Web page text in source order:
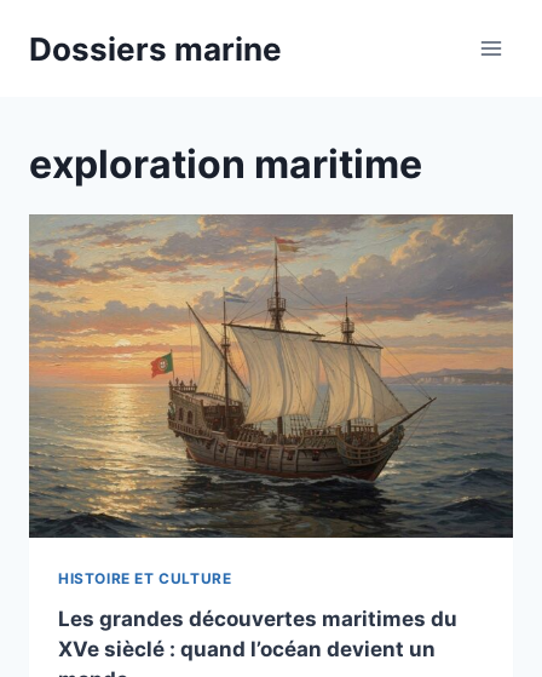
Dossiers marine
exploration maritime
HISTOIRE ET CULTURE
Les grandes découvertes maritimes du
XVe sièclé : quand l’océan devient un